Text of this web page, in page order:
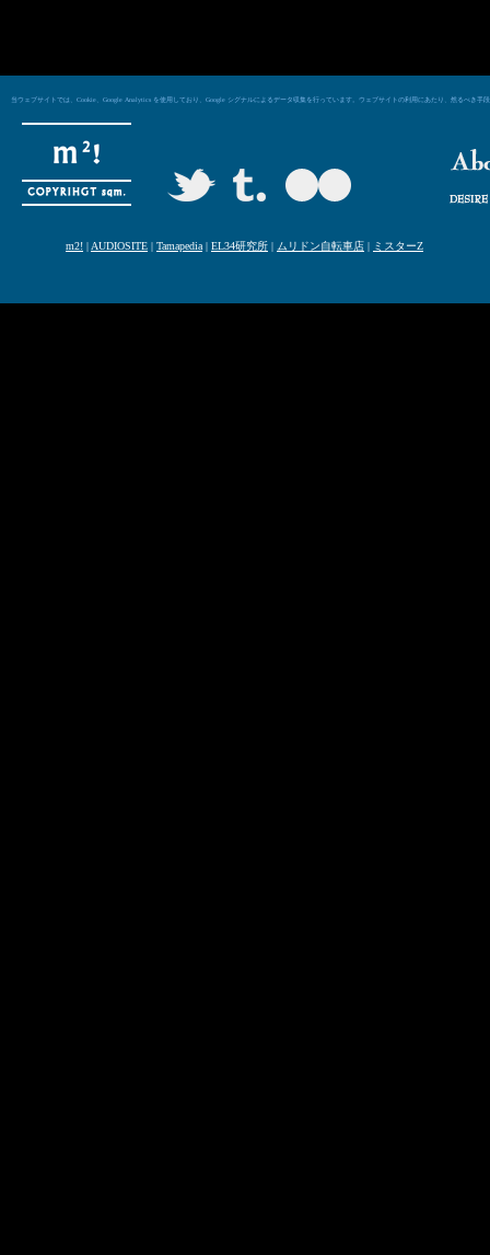
当ウェブサイトでは、Cookie、Google Analytics を使用しており、Google シグナルによるデータ収集を行っています。ウェブサイトの利用にあたり、然るべき
m2! | AUDIOSITE | Tamapedia | EL34研究所 | ムリドン自転車店 | ミスターZ